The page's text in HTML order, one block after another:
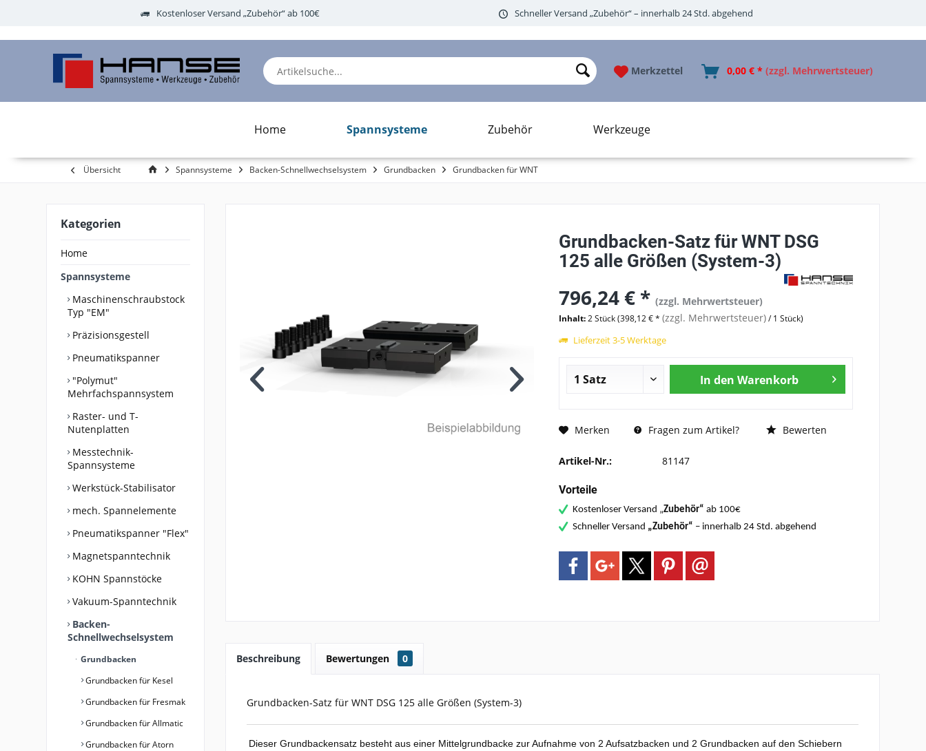
Kostenloser Versand „Zubehör“ ab 100€ Schneller Versand „Zubehör“ – innerhalb 24 Std. abgehend
Merkzettel 0,00 € * (zzgl. Mehrwertsteuer)
Home Spannsysteme Zubehör Werkzeuge
Übersicht Spannsysteme Backen-Schnellwechselsystem Grundbacken Grundbacken für WNT
Kategorien
Home
Spannsysteme
Maschinenschraubstock
Typ "EM"
Präzisionsgestell
Pneumatikspanner
"Polymut"
Mehrfachspannsystem
Raster- und T-
Nutenplatten
Messtechnik-
Spannsysteme
Werkstück-Stabilisator
mech. Spannelemente
Pneumatikspanner "Flex"
Magnetspanntechnik
KOHN Spannstöcke
Vakuum-Spanntechnik
Backen-
Schnellwechselsystem
Grundbacken
Grundbacken für Kesel
Grundbacken für Fresmak
Grundbacken für Allmatic
Grundbacken für Atorn
Grundbacken-Satz für WNT DSG
125 alle Größen (System-3)
796,24 € *(zzgl. Mehrwertsteuer)
Inhalt:2 Stück (398,12 € *(zzgl. Mehrwertsteuer)/ 1 Stück)
Lieferzeit 3-5 Werktage
In den Warenkorb
Merken Fragen zum Artikel? Bewerten
Artikel-Nr.: 81147
Vorteile
Kostenloser Versand „Zubehör“ ab 100€
Schneller Versand „Zubehör“ – innerhalb 24 Std. abgehend
Beschreibung Bewertungen 0
Grundbacken-Satz für WNT DSG 125 alle Größen (System-3)
Dieser Grundbackensatz besteht aus einer Mittelgrundbacke zur Aufnahme von 2 Aufsatzbacken und 2 Grundbacken auf den Schiebern